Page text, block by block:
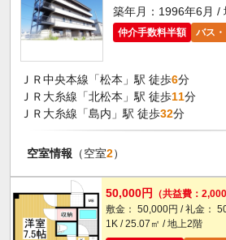
築年月：1996年6月 /
仲介手数料半額 バス
ＪＲ中央本線「松本」駅 徒歩6分
ＪＲ大糸線「北松本」駅 徒歩11分
ＪＲ大糸線「島内」駅 徒歩32分
空室情報 （空室2）
50,000円
（共益費：2,000
敷金： 50,000円 / 礼金：
1K / 25.07㎡ / 地上2階